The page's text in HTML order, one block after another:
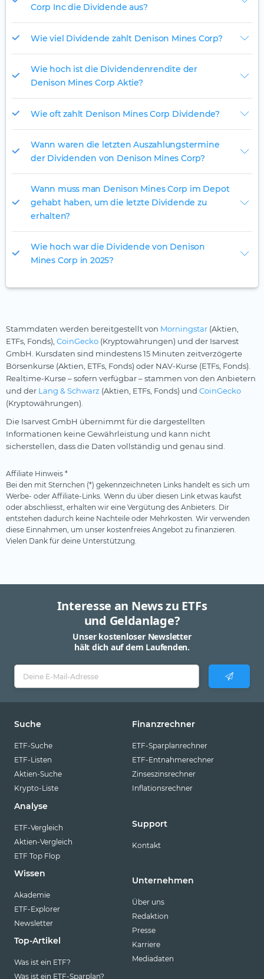
Corp Inc die Dividende aus?
Wie viel Dividende zahlt Denison Mines Corp?
Wie hoch ist die Dividendenrendite der
Denison Mines Corp Aktie?
Wie oft zahlt Denison Mines Corp Dividende?
Wann waren die letzten Auszahlungstermine
der Dividenden von Denison Mines Corp?
Wann muss man Denison Mines Corp im Depot
gehabt haben, um die letzte Dividende zu
erhalten?
Wie hoch war die Dividende von Denison
Mines Corp in 2025?
Stammdaten werden bereitgestellt von Morningstar (Aktien,
ETFs, Fonds), CoinGecko (Kryptowährungen) und der Isarvest
GmbH. Kursdaten sind mindestens 15 Minuten zeitverzögerte
Börsenkurse (Aktien, ETFs, Fonds) oder NAV-Kurse (ETFs, Fonds).
Realtime-Kurse – sofern verfügbar – stammen von den Anbietern
und der Lang & Schwarz (Aktien, ETFs, Fonds) und CoinGecko
(Kryptowährungen).
Die Isarvest GmbH übernimmt für die dargestellten
Informationen keine Gewährleistung und kann nicht
sicherstellen, dass die Daten vollständig und genau sind.
Affiliate Hinweis *
Bei den mit Sternchen (*) gekennzeichneten Links handelt es sich um
Werbe- oder Affiliate-Links. Wenn du über diesen Link etwas kaufst
oder abschliesst, erhalten wir eine Vergütung des Anbieters. Dir
entstehen dadurch keine Nachteile oder Mehrkosten. Wir verwenden
diese Einnahmen, um unser kostenfreies Angebot zu finanzieren.
Vielen Dank für deine Unterstützung.
Interesse an News zu ETFs
und Geldanlage?
Unser kostenloser Newsletter
hält dich auf dem Laufenden.
Suche
ETF-Suche
ETF-Listen
Aktien-Suche
Krypto-Liste
Analyse
ETF-Vergleich
Aktien-Vergleich
ETF Top Flop
Wissen
Akademie
ETF-Explorer
Newsletter
Top-Artikel
Was ist ein ETF?
Was ist ein ETF-Sparplan?
Finanzrechner
ETF-Sparplanrechner
ETF-Entnahmerechner
Zinseszinsrechner
Inflationsrechner
Support
Kontakt
Unternehmen
Über uns
Redaktion
Presse
Karriere
Mediadaten